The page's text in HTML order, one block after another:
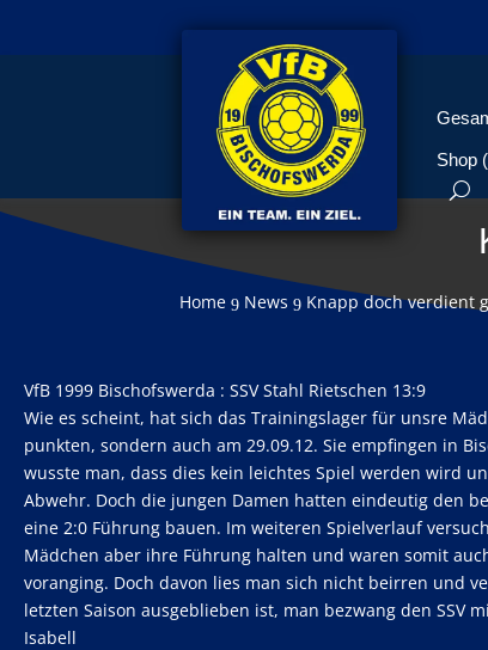
Shop
Home 9 News 9 Knapp doch verdient
VfB 1999 Bischofswerda : SSV Stahl Rietschen 13:9
Wie es scheint, hat sich das Trainingslager für unsre
punkten, sondern auch am 29.09.12. Sie empfingen in
wusste man, dass dies kein leichtes Spiel werden wird
Abwehr. Doch die jungen Damen hatten eindeutig den
eine 2:0 Führung bauen. Im weiteren Spielverlauf
Mädchen aber ihre Führung halten und waren somit
voranging. Doch davon lies man sich nicht beirren und
letzten Saison ausgeblieben ist, man bezwang den SSV
Isabell